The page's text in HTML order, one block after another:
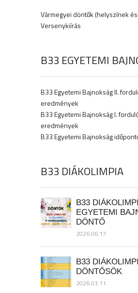
Vármegyei döntők (helyszínek
Versenykiírás
B33 EGYETEMI
B33 Egyetemi Bajnokság II.
eredmények
B33 Egyetemi Bajnokság I.
eredmények
B33 Egyetemi Bajnokság
B33 DIÁKOLIMPIA
B33
EGYETEMI
DÖNTŐ
2026.06.17.
B33
DÖNTŐSÖK
2026.03.11.